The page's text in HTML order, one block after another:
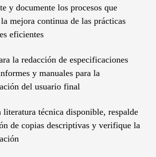
y documente los procesos que
mejora continua de las prácticas
eficientes
la redacción de especificaciones
y manuales para la
del usuario final
técnica disponible, respalde
de copias descriptivas y verifique la